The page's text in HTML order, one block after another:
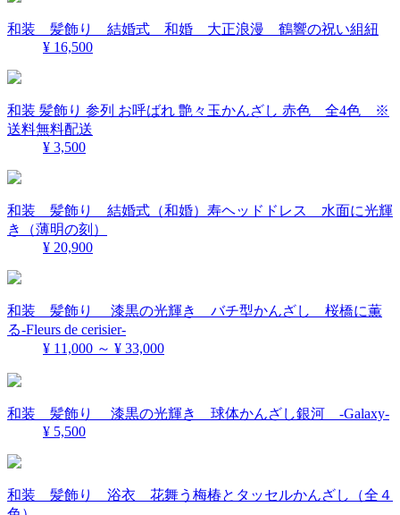
和装 髪飾り 結婚式 和婚 大正浪漫 鶴響の祝い組紐
¥ 16,500
和装 髪飾り 参列 お呼ばれ 艶々玉かんざし 赤色 全4色 ※
送料無料配送
¥ 3,500
和装 髪飾り 結婚式（和婚）寿ヘッドドレス 水面に光輝
き（薄明の刻）
¥ 20,900
和装 髪飾り 漆黒の光輝き バチ型かんざし 桜橋に薫
る-Fleurs de cerisier-
¥ 11,000 ～ ¥ 33,000
和装 髪飾り 漆黒の光輝き 球体かんざし銀河 -Galaxy-
¥ 5,500
和装 髪飾り 浴衣 花舞う梅椿とタッセルかんざし（全４